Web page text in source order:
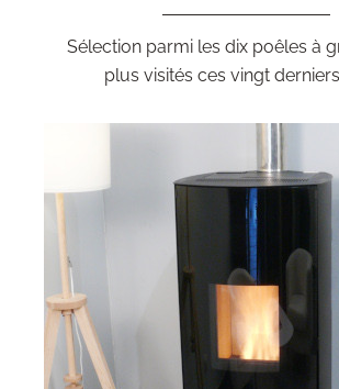
Sélection parmi les dix poêles à
plus visités ces vingt